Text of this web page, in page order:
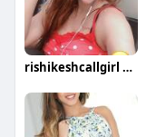
rishikeshcallgirl service